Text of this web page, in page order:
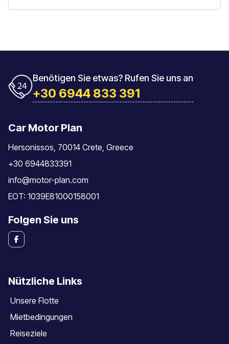
Benötigen Sie etwas? Rufen Sie uns an
+30 6944 833 391
Car Motor Plan
Hersonissos, 70014 Crete, Greece
+30 6944833391
info@motor-plan.com
EOT: 1039E81000158001
Folgen Sie uns
Nützliche Links
Unsere Flotte
Mietbedingungen
Reiseziele